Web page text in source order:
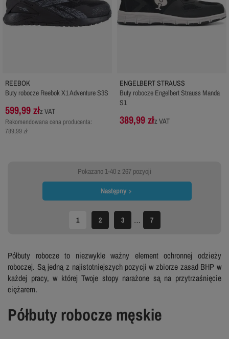
REEBOK
Buty robocze Reebok X1 Adventure S3S
599,99 złz VAT
Rekomendowana cena producenta:
789,99 zł
ENGELBERT STRAUSS
Buty robocze Engelbert Strauss Manda
S1
389,99 złz VAT
Pokazano 1-40 z 267 pozycji
1 2 3 … 7
Następny
Półbuty robocze to niezwykle ważny element ochronnej odzieży
roboczej. Są jedną z najistotniejszych pozycji w zbiorze zasad BHP w
każdej pracy, w której Twoje stopy narażone są na przytrzaśnięcie
ciężarem.
Półbuty robocze męskie